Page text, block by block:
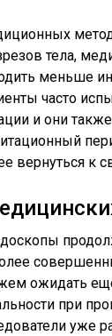
тела,
меньше
часто
и они
вернуться к
ожидать
при
уже